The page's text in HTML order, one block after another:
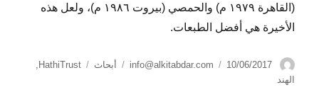
(القاهرة ١٩٧٩ م) والحمصي (بيروت ١٩٨٦ م)، ولعل هذه
الأخيرة هي أفضل الطبعات.
الكاتب info@alkitabdar.com
نُشرت 10/06/2017 التصنيفات
أبحاث الوسوم
HathiTrust
الهند